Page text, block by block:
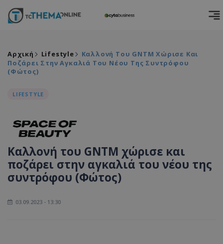
Αρχική Lifestyle
Καλλονή Του GNTM Χώρισε Και
Ποζάρει Στην Αγκαλιά Του Νέου Της Συντρόφου
(Φώτος)
LIFESTYLE
Καλλονή του GNTM χώρισε και
ποζάρει στην αγκαλιά του νέου της
συντρόφου (Φώτος)
03.09.2023 - 13:30